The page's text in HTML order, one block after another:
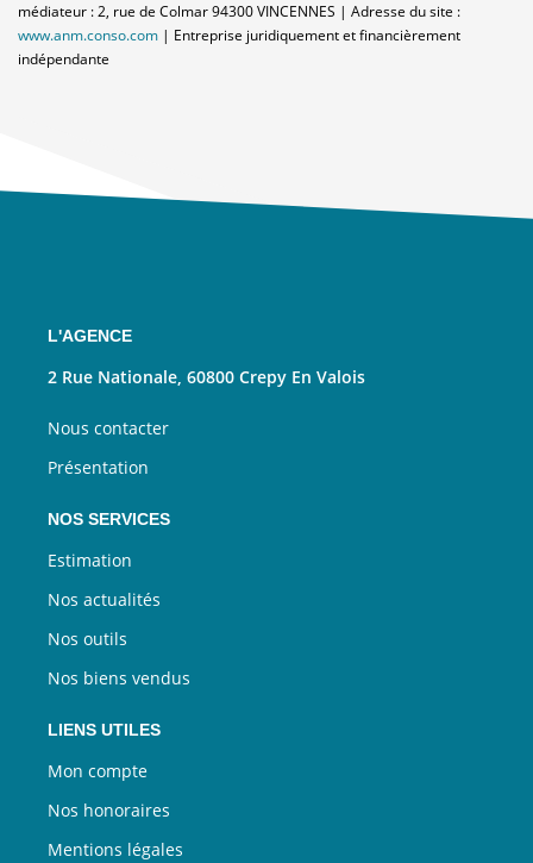
médiateur : 2, rue de Colmar 94300 VINCENNES | Adresse du site :
www.anm.conso.com | Entreprise juridiquement et financièrement
indépendante
L'AGENCE
2 Rue Nationale, 60800 Crepy En Valois
Nous contacter
Présentation
NOS SERVICES
Estimation
Nos actualités
Nos outils
Nos biens vendus
LIENS UTILES
Mon compte
Nos honoraires
Mentions légales